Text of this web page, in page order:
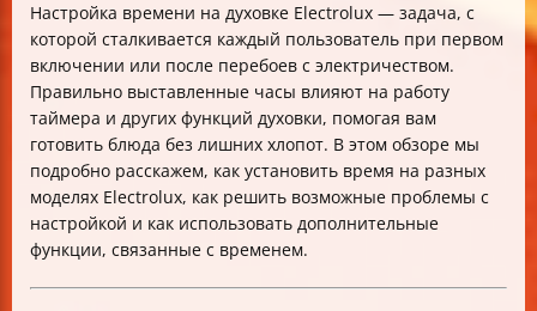
5. Поддержание точности и правильной работы
часов духовки
Итог
Настройка времени на духовке Electrolux — задача, с
которой сталкивается каждый пользователь при первом
включении или после перебоев с электричеством.
Правильно выставленные часы влияют на работу
таймера и других функций духовки, помогая вам
готовить блюда без лишних хлопот. В этом обзоре мы
подробно расскажем, как установить время на разных
моделях Electrolux, как решить возможные проблемы с
настройкой и как использовать дополнительные
функции, связанные с временем.